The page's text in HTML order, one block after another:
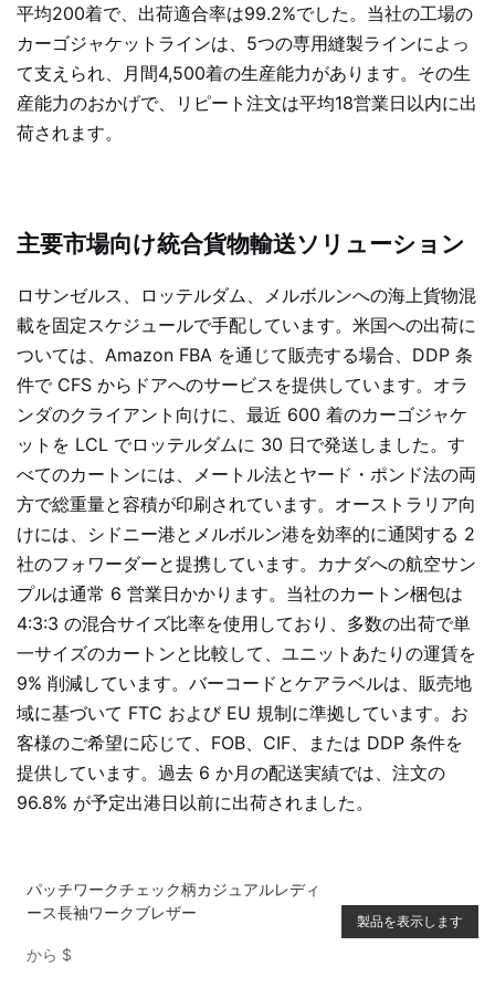
平均200着で、出荷適合率は99.2%でした。当社の工場の
カーゴジャケットラインは、5つの専用縫製ラインによっ
て支えられ、月間4,500着の生産能力があります。その生
産能力のおかげで、リピート注文は平均18営業日以内に出
荷されます。
主要市場向け統合貨物輸送ソリューション
ロサンゼルス、ロッテルダム、メルボルンへの海上貨物混
載を固定スケジュールで手配しています。米国への出荷に
ついては、Amazon FBA を通じて販売する場合、DDP 条
件で CFS からドアへのサービスを提供しています。オラ
ンダのクライアント向けに、最近 600 着のカーゴジャケ
ットを LCL でロッテルダムに 30 日で発送しました。す
べてのカートンには、メートル法とヤード・ポンド法の両
方で総重量と容積が印刷されています。オーストラリア向
けには、シドニー港とメルボルン港を効率的に通関する 2
社のフォワーダーと提携しています。カナダへの航空サン
プルは通常 6 営業日かかります。当社のカートン梱包は
4:3:3 の混合サイズ比率を使用しており、多数の出荷で単
一サイズのカートンと比較して、ユニットあたりの運賃を
9% 削減しています。バーコードとケアラベルは、販売地
域に基づいて FTC および EU 規制に準拠しています。お
客様のご希望に応じて、FOB、CIF、または DDP 条件を
提供しています。過去 6 か月の配送実績では、注文の
96.8% が予定出港日以前に出荷されました。
パッチワークチェック柄カジュアルレディ
ース長袖ワークブレザー
から $
製品を表示します